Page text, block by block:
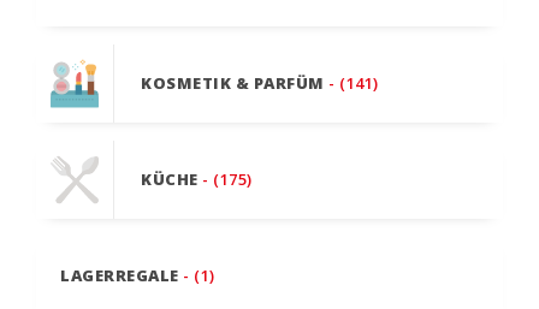
KOSMETIK & PARFÜM - (141)
KÜCHE - (175)
LAGERREGALE - (1)